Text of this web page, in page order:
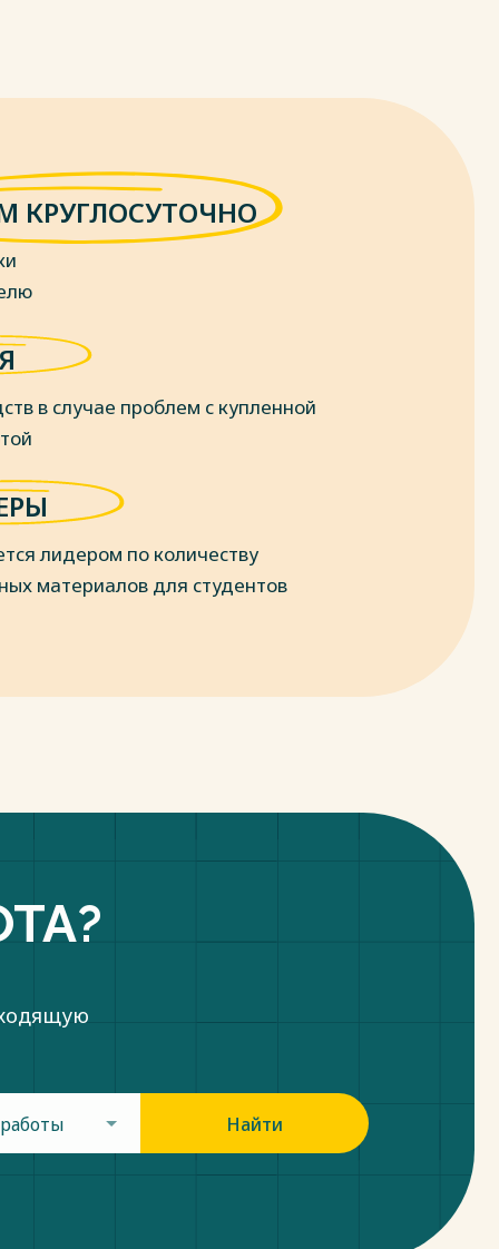
КРУГЛОСУТОЧНО
в случае проблем с купленной
лидером по количеству
материалов для студентов
Найти